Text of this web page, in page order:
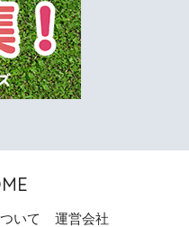
いて 運営会社